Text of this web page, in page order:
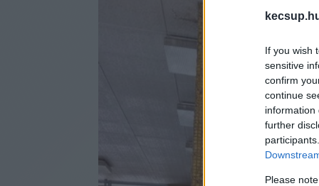
If you wish
sensitive
confirm
continue
information
further
Please